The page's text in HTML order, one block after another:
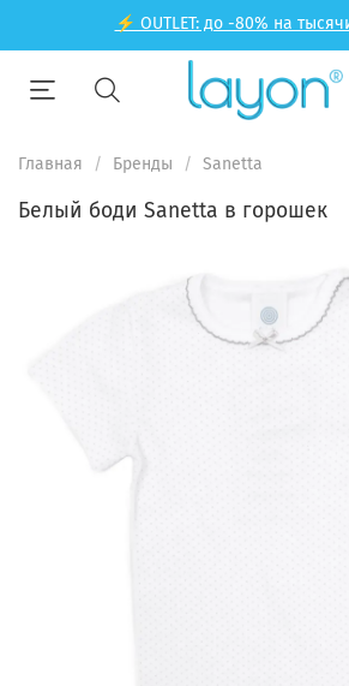
⚡ OUTLET: до -80% на
Главная Бренды Sanetta
Белый боди Sanetta в горошек